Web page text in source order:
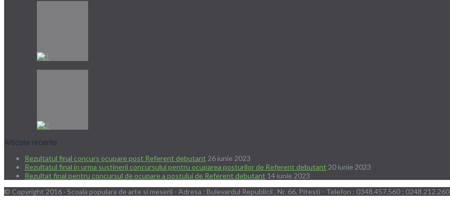
Articole recente
Rezultatul final concurs ocupare post Referent debutant 26 iunie 2023
Rezultatul final in urma sustinerii concursului pentru ocuparea posturilor de Referent debutant 20 iunie 2023
Rezultat final pentru concursul de ocupare a postului de Referent debutant 14 iunie 2023
© Copyright 2016 · Scoala populara de arte si meserii - Adresa : Bulevardul Republicii , Nr. 66, Pitesti - Telefon : 0348.457.560 ; 0248.212.260